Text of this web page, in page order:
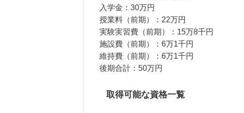
入学金：30万円
授業料（前期）：22万円
実験実習費（前期）：15万8千円
施設費（前期）：6万1千円
維持費（前期）：6万1千円
後期合計：50万円
取得可能な資格一覧